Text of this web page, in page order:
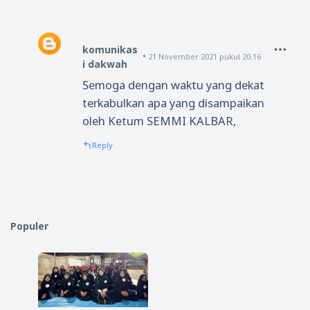
komunikas
i dakwah
21 November 2021 pukul 20.16
Semoga dengan waktu yang dekat
terkabulkan apa yang disampaikan
oleh Ketum SEMMI KALBAR,
Reply
Populer